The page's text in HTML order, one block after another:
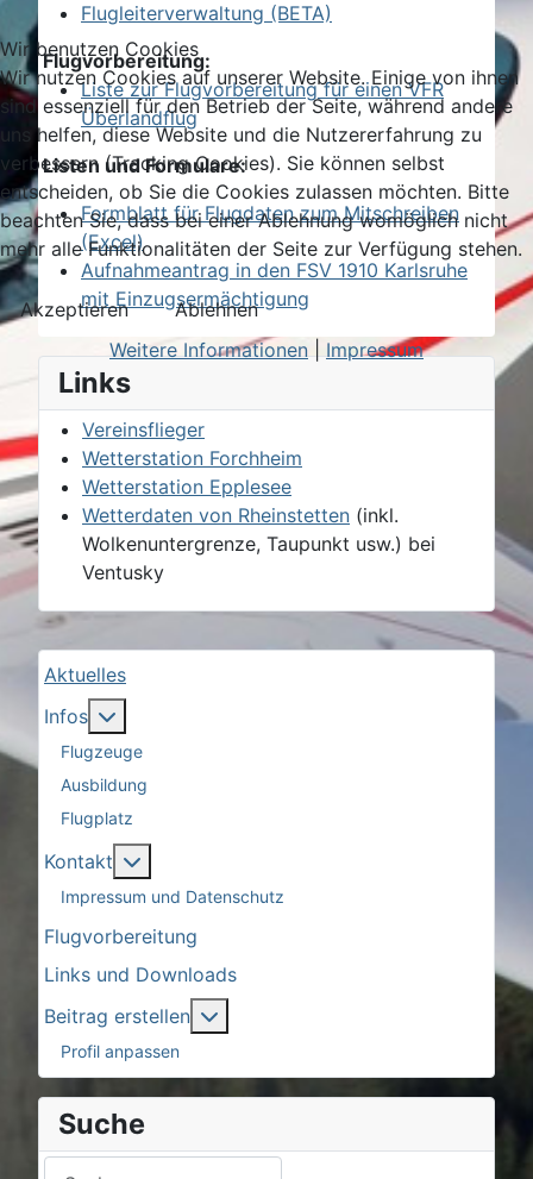
Aktuelles
Infos
Flugzeuge
Ausbildung
Flugplatz
Kontakt
Impressum und Datenschutz
Flugvorbereitung
Links und Downloads
Beitrag erstellen
Profil anpassen
Suche
Flugleiterverwaltung (BETA)
Flugvorbereitung:
Liste zur Flugvorbereitung für einen VFR
Überlandflug
Listen und Formulare:
Formblatt für Flugdaten zum Mitschreiben
(Excel)
Aufnahmeantrag in den FSV 1910 Karlsruhe
mit Einzugsermächtigung
Links
Vereinsflieger
Wetterstation Forchheim
Wetterstation Epplesee
Wetterdaten von Rheinstetten (inkl.
Wolkenuntergrenze, Taupunkt usw.) bei
Ventusky
Wir benutzen Cookies
Wir nutzen Cookies auf unserer Website. Einige von ihnen
sind essenziell für den Betrieb der Seite, während andere
uns helfen, diese Website und die Nutzererfahrung zu
verbessern (Tracking Cookies). Sie können selbst
entscheiden, ob Sie die Cookies zulassen möchten. Bitte
beachten Sie, dass bei einer Ablehnung womöglich nicht
mehr alle Funktionalitäten der Seite zur Verfügung stehen.
Akzeptieren
Ablehnen
Weitere Informationen|Impressum